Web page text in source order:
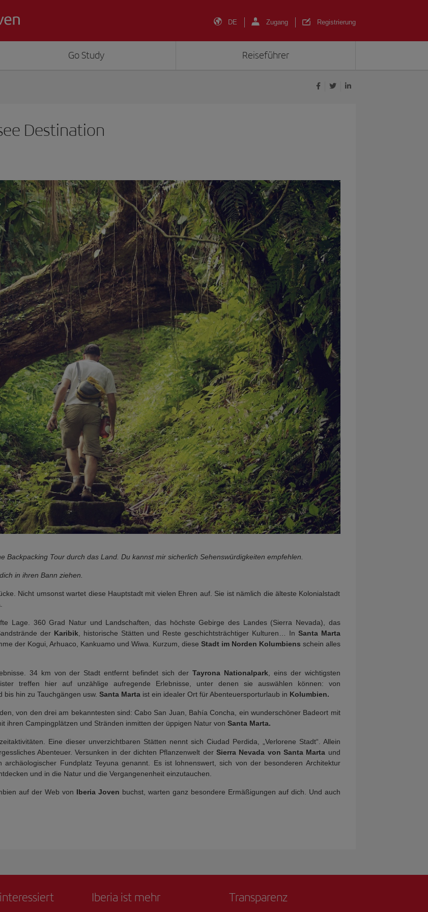
DE Zugang Registrierung
Go Study Reiseführer
Destination
Backpacking Tour durch das Land. Du kannst mir sicherlich Sehenswürdigkeiten empfehlen.
in ihren Bann ziehen.
Nicht umsonst wartet diese Hauptstadt mit vielen Ehren auf. Sie ist nämlich die älteste Kolonialstadt
.
Lage. 360 Grad Natur und Landschaften, das höchste Gebirge des Landes (Sierra Nevada), das
der Karibik , historische Stätten und Reste geschichtsträchtiger Kulturen… In Santa Marta
der Kogui, Arhuaco, Kankuamo und Wiwa. Kurzum, diese Stadt im Norden Kolumbiens schein alles
34 km von der Stadt entfernt befindet sich der Tayrona Nationalpark , eins der wichtigsten
treffen hier auf unzählige aufregende Erlebnisse, unter denen sie auswählen können: von
hin zu Tauchgängen usw. Santa Martaist ein idealer Ort für Abenteuersporturlaub in Kolumbien.
von den drei am bekanntesten sind: Cabo San Juan, Bahía Concha, ein wunderschöner Badeort mit
ihren Campingplätzen und Stränden inmitten der üppigen Natur von Santa Marta.
Eine dieser unverzichtbaren Stätten nennt sich Ciudad Perdida, „Verlorene Stadt“. Allein
Abenteuer. Versunken in der dichten Pflanzenwelt der Sierra Nevada von Santa Marta und
Fundplatz Teyuna genannt. Es ist lohnenswert, sich von der besonderen Architektur
und in die Natur und die Vergangenenheit einzutauchen.
auf der Web von Iberia Joven buchst, warten ganz besondere Ermäßigungen auf dich. Und auch
Iberia ist mehr Transparenz